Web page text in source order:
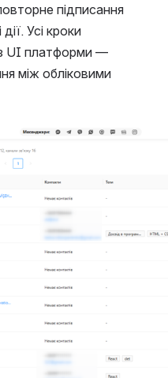
підписання
Усі кроки
UI платформи —
між обліковими